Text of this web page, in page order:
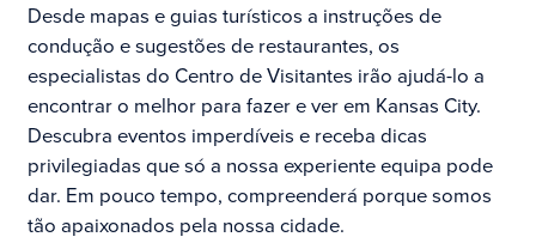
Desde mapas e guias turísticos a instruções de
condução e sugestões de restaurantes, os
especialistas do Centro de Visitantes irão ajudá-lo a
encontrar o melhor para fazer e ver em Kansas City.
Descubra eventos imperdíveis e receba dicas
privilegiadas que só a nossa experiente equipa pode
dar. Em pouco tempo, compreenderá porque somos
tão apaixonados pela nossa cidade.